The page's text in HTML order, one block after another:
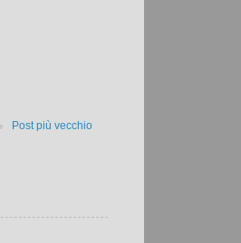
Post più vecchio